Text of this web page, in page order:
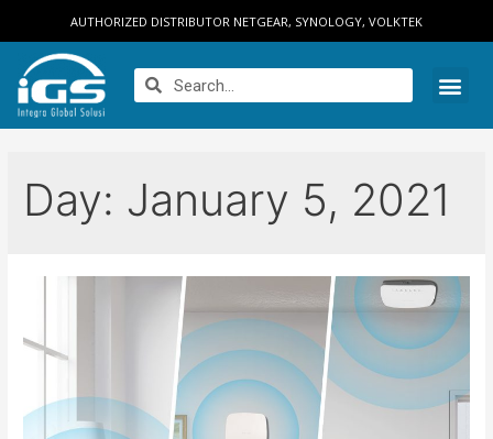
AUTHORIZED DISTRIBUTOR NETGEAR, SYNOLOGY, VOLKTEK
Day: January 5, 2021